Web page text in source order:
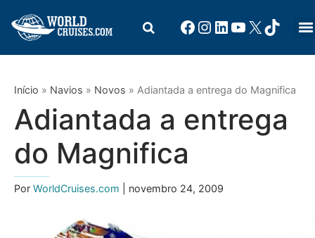
Início » Navios » Novos » Adiantada a entrega do Magnifica
Adiantada a entrega
do Magnifica
Por WorldCruises.com | novembro 24, 2009